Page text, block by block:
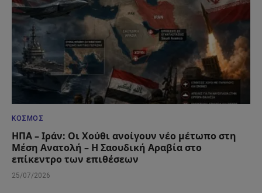
ΚΌΣΜΟΣ
ΗΠΑ – Ιράν: Οι Χούθι ανοίγουν νέο μέτωπο στη
Μέση Ανατολή – Η Σαουδική Αραβία στο
επίκεντρο των επιθέσεων
25/07/2026